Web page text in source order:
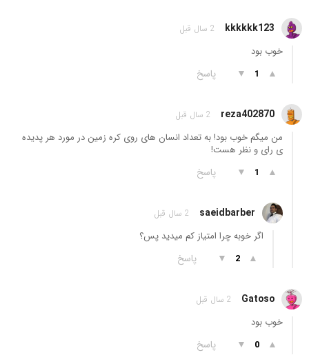
kkkkkk123 2 سال قبل
خوب بود
▲
1
▼ پاسخ
reza402870 2 سال قبل
من میگم خوب بود! به تعداد انسان های روی کره زمین در مورد هر پدیده
ی رای و نظر هست!
▲
1
▼ پاسخ
saeidbarber 2 سال قبل
اگر خوبه چرا امتیاز کم میدید پس؟
▲
2
▼ پاسخ
Gatoso 2 سال قبل
خوب بود
▲
0
▼ پاسخ